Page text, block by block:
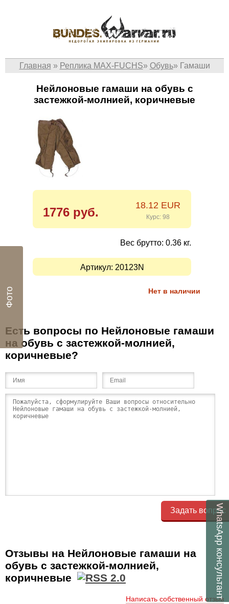
Главная » Реплика MAX-FUCHS» Обувь» Гамаши
Нейлоновые гамаши на обувь с
застежкой-молнией, коричневые
1776 руб. 18.12 EUR
Курс: 98
Вес брутто: 0.36 кг.
Артикул: 20123N
Нет в наличии
Есть вопросы по Нейлоновые гамаши
на обувь с застежкой-молнией,
коричневые?
Задать вопрос
Отзывы на Нейлоновые гамаши на
обувь с застежкой-молнией,
коричневые
Написать собственный отзыв
WhatsApp
консультант
Фото